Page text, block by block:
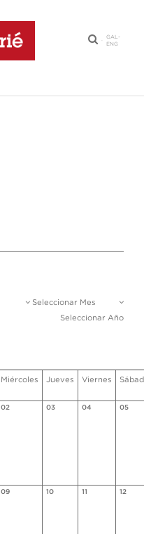
·
GAL-
ENG
Seleccionar Mes
Seleccionar Año
Miércoles Jueves Viernes
02 03 04 05
09 10 11 12